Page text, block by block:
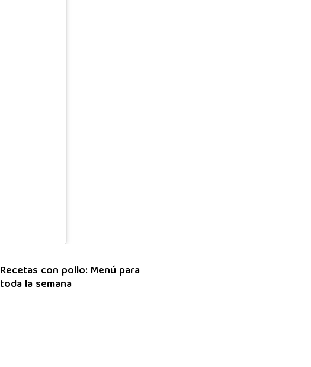
Recetas con pollo: Menú para
toda la semana